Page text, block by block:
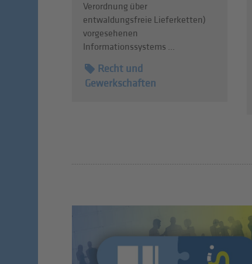
Verordnung über
entwaldungsfreie Lieferketten)
vorgesehenen
Informationssystems ...
Recht und
Gewerkschaften